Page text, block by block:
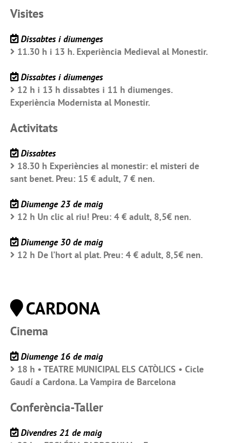
Visites
Dissabtes i diumenges
11.30 h i 13 h. Experiència Medieval al Monestir.
Dissabtes i diumenges
12 h i 13 h dissabtes i 11 h diumenges.
Experiència Modernista al Monestir.
Activitats
Dissabtes
18.30 h Experiències al monestir: el misteri de
sant benet. Preu: 15 € adult, 7 € nen.
Diumenge 23 de maig
12 h Un clic al riu! Preu: 4 € adult, 8,5€ nen.
Diumenge 30 de maig
12 h De l’hort al plat. Preu: 4 € adult, 8,5€ nen.
CARDONA
Cinema
Diumenge 16 de maig
18 h • TEATRE MUNICIPAL ELS CATÒLICS • Cicle
Gaudí a Cardona. La Vampira de Barcelona
Conferència-Taller
Divendres 21 de maig